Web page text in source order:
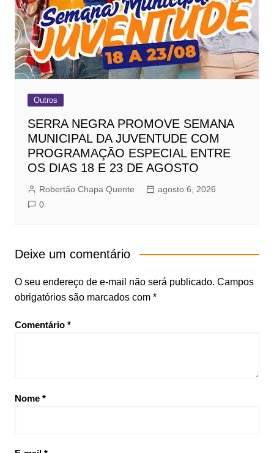
Outros
SERRA NEGRA PROMOVE SEMANA
MUNICIPAL DA JUVENTUDE COM
PROGRAMAÇÃO ESPECIAL ENTRE
OS DIAS 18 E 23 DE AGOSTO
Robertão Chapa Quente
agosto 6, 2026
0
Deixe um comentário
O seu endereço de e-mail não será publicado. Campos
obrigatórios são marcados com *
Comentário *
Nome *